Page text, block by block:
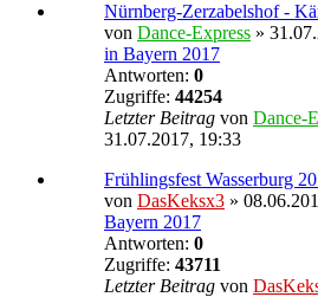
Nürnberg-Zerzabelshof -
von Dance-Express »
in Bayern 2017
Antworten: 0
Zugriffe: 44254
Letzter Beitrag von Dance-
31.07.2017, 19:33
Frühlingsfest Wasserburg
von DasKeksx3 »
Bayern 2017
Antworten: 0
Zugriffe: 43711
Letzter Beitrag von